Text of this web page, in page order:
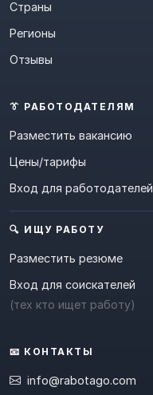
Страны
Регионы
Отзывы
👔 РАБОТОДАТЕЛЯМ
Разместить вакансию
Цены/тарифы
Вход для работодателей
🔍 ИЩУ РАБОТУ
Разместить резюме
Вход для соискателей
(тех кто ищет работу)
📧 КОНТАКТЫ
info@rabotago.com